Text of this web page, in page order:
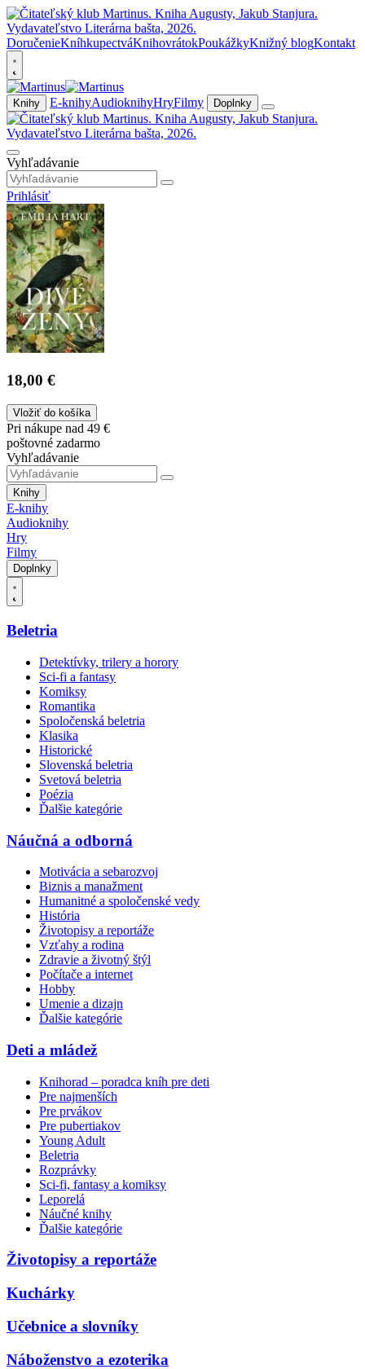
DoručenieKníhkupectváKnihovrátokPoukážkyKnižný blogKontakt
Knihy E-knihyAudioknihyHryFilmy Doplnky
Vyhľadávanie
Prihlásiť
18,00 €
Vložiť do košíka
Pri nákupe nad 49 €
poštovné zadarmo
Vyhľadávanie
Knihy
E-knihy
Audioknihy
Hry
Filmy
Doplnky
Beletria
Detektívky, trilery a horory
Sci-fi a fantasy
Komiksy
Romantika
Spoločenská beletria
Klasika
Historické
Slovenská beletria
Svetová beletria
Poézia
Ďalšie kategórie
Náučná a odborná
Motivácia a sebarozvoj
Biznis a manažment
Humanitné a spoločenské vedy
História
Životopisy a reportáže
Vzťahy a rodina
Zdravie a životný štýl
Počítače a internet
Hobby
Umenie a dizajn
Ďalšie kategórie
Deti a mládež
Knihorad – poradca kníh pre deti
Pre najmenších
Pre prvákov
Pre pubertiakov
Young Adult
Beletria
Rozprávky
Sci-fi, fantasy a komiksy
Leporelá
Náučné knihy
Ďalšie kategórie
Životopisy a reportáže
Kuchárky
Učebnice a slovníky
Náboženstvo a ezoterika